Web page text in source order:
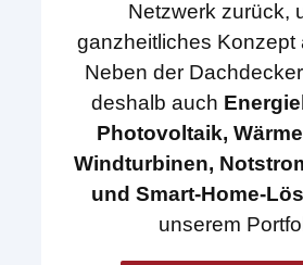
Netzwerk zurück,
ganzheitliches Konzept
Neben der
deshalb auch
Photovoltaik,
Windturbinen,
und Smart-Home-
unserem